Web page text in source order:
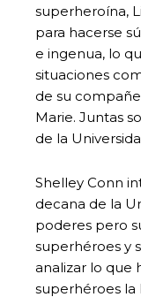
superheroína,
para hacerse
e ingenua, lo
situaciones
de su
Marie. Juntas
de la
Shelley Conn
decana de la
poderes pero
superhéroes y
analizar lo que
superhéroes la